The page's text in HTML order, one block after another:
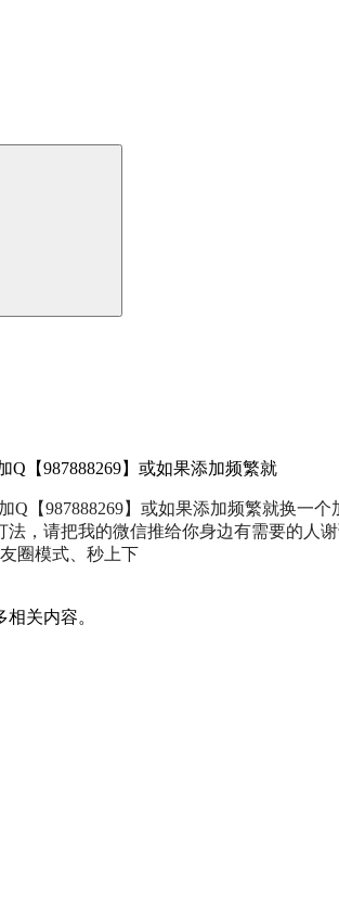
Q【987888269】或如果添加频繁就
【987888269】或如果添加频繁就换一
，请把我的微信推给你身边有需要的人
圈模式、秒上下
关内容。